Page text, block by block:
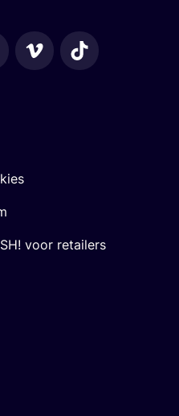
voor retailers